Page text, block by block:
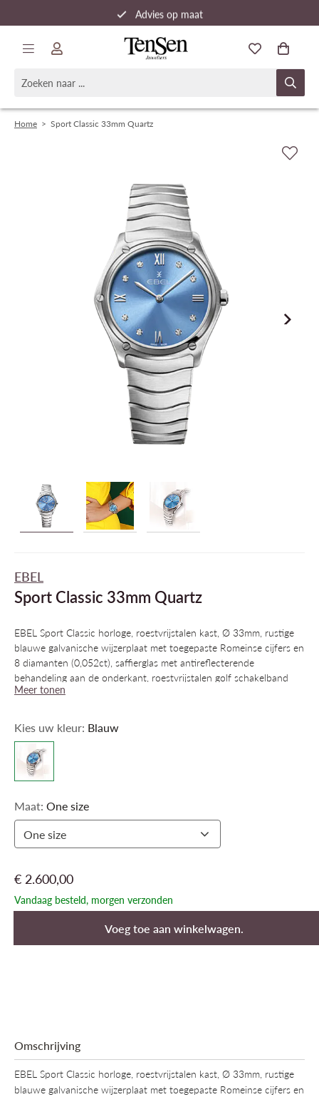
Advies op maat
Snelle verzending
Home > Sport Classic 33mm Quartz
EBEL
Sport Classic 33mm Quartz
EBEL Sport Classic horloge, roestvrijstalen kast, Ø 33mm, rustige
blauwe galvanische wijzerplaat met toegepaste Romeinse cijfers en
8 diamanten (0,052ct), saffierglas met antireflecterende
behandeling aan de onderkant, roestvrijstalen golf schakelband
met een vouwsluiting, Zwitsers quartz uurwerk, waterbestendig
Meer tonen
Kies uw kleur: Blauw
Maat: One size
One size
€ 2.600,00
Vandaag besteld, morgen verzonden
Voeg toe aan winkelwagen.
Omschrijving
EBEL Sport Classic horloge, roestvrijstalen kast, Ø 33mm, rustige
blauwe galvanische wijzerplaat met toegepaste Romeinse cijfers en